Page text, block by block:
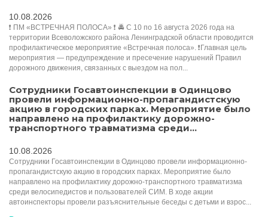
10.08.2026
❗️ ПМ «ВСТРЕЧНАЯ ПОЛОСА» ❗️ 🚔 С 10 по 16 августа 2026 года на
территории Всеволожского района Ленинградской области проводится
профилактическое мероприятие «Встречная полоса». ❗️Главная цель
мероприятия — предупреждение и пресечение нарушений Правил
дорожного движения, связанных с выездом на пол...
Сотрудники Госавтоинспекции в Одинцово
провели информационно-пропагандистскую
акцию в городских парках. Мероприятие было
направлено на профилактику дорожно-
транспортного травматизма среди...
10.08.2026
Сотрудники Госавтоинспекции в Одинцово провели информационно-
пропагандистскую акцию в городских парках. Мероприятие было
направлено на профилактику дорожно-транспортного травматизма
среди велосипедистов и пользователей СИМ. В ходе акции
автоинспекторы провели разъяснительные беседы с детьми и взрос...